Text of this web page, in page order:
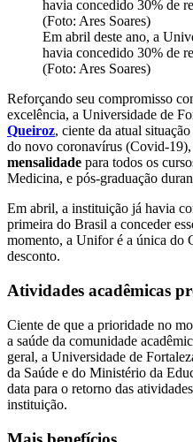
Em abril deste ano, a
havia concedido 30% de
(Foto: Ares Soares)
Reforçando seu compromisso
excelência, a Universidade de
Queiroz, ciente da atual
do novo coronavírus (Covid-
mensalidade para todos os
Medicina, e pós-graduação
Em abril, a instituição já havia
primeira do Brasil a conceder
momento, a Unifor é a única do
desconto.
Atividades acadêmicas
Ciente de que a prioridade no
a saúde da comunidade
geral, a Universidade de
da Saúde e do Ministério da
data para o retorno das
instituição.